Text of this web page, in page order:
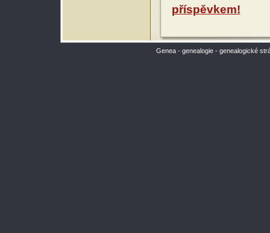
příspěvkem!
Genea - genealogie - genealogické